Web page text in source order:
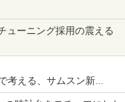
ューニング採用の震える
考える、サムスン新